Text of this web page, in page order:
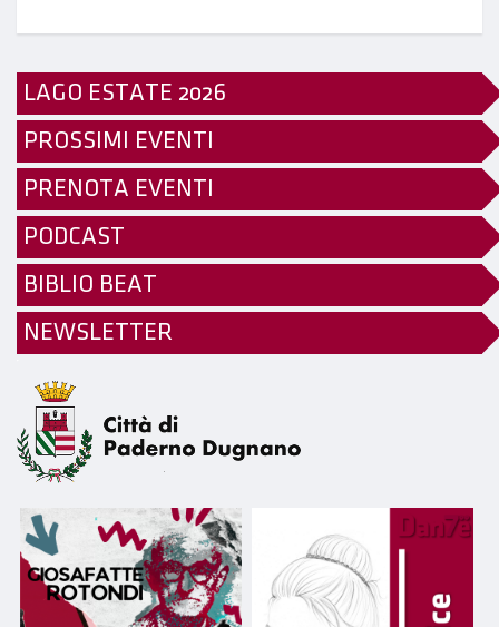
LAGO ESTATE 2026
PROSSIMI EVENTI
PRENOTA EVENTI
PODCAST
BIBLIO BEAT
NEWSLETTER